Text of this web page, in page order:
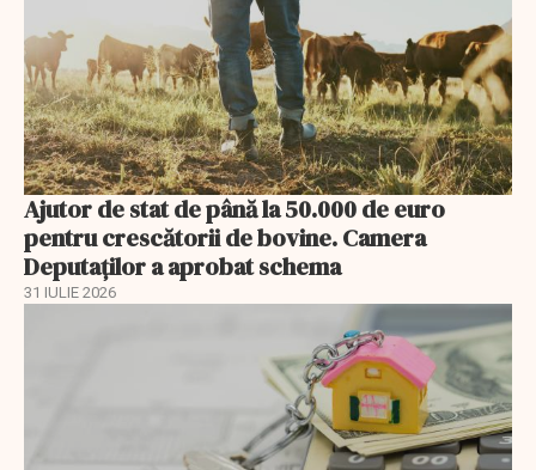
Ajutor de stat de până la 50.000 de euro
pentru crescătorii de bovine. Camera
Deputaților a aprobat schema
31 IULIE 2026